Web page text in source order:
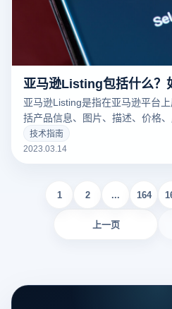
亚马逊Listing包括什么？
亚马逊Listing是指在亚马逊平台
括产品信息、图片、描述、价格
个好的亚马逊Listing可以吸引更
下云登录指纹浏览器关于亚马逊
技术指南
2023.03.14
上一页
1 2 ... 164